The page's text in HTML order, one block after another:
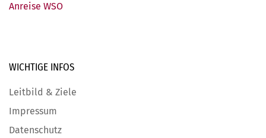
Anreise WSO
WICHTIGE INFOS
Leitbild & Ziele
Impressum
Datenschutz